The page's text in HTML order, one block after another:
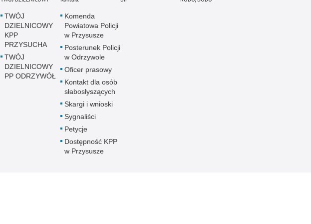
TWÓJ
DZIELNICOWY
KPP
PRZYSUCHA
TWÓJ
DZIELNICOWY
PP ODRZYWÓŁ
Komenda
Powiatowa Policji
w Przysusze
Posterunek Policji
w Odrzywole
Oficer prasowy
Kontakt dla osób
słabosłyszących
Skargi i wnioski
Sygnaliści
Petycje
Dostępność KPP
w Przysusze